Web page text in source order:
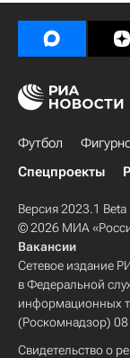
Футбол
Спецпроекты
Версия 2023.1 Beta
© 2026 МИА
Вакансии
Сетевое издание
в Федеральной
информационных
(Роскомнадзор) 08
Свидетельство о